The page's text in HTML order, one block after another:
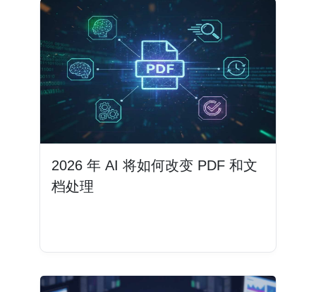
2026 年 AI 将如何改变 PDF 和文
档处理